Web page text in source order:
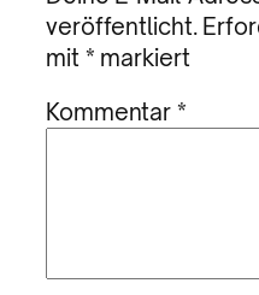
veröffentlicht.
mit * markiert
Kommentar*